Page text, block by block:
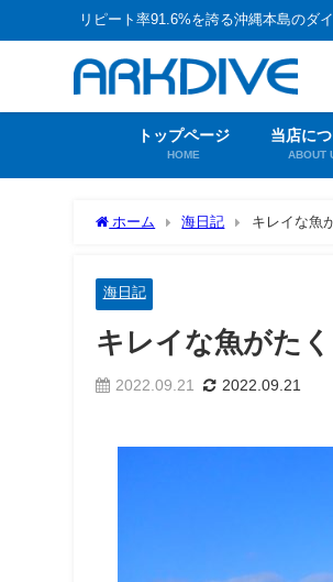
リピート率91.6%を誇る沖縄本島のダ
トップページ
HOME
当店に
ABOUT
ホーム 海日記 キレイな魚
海日記
キレイな魚がた
2022.09.21 2022.09.21